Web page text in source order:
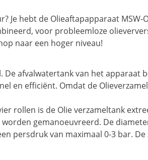
Je hebt de Olieaftapapparaat MSW-
voor probleemloze
naar een hoger niveau!
afvalwatertank van het apparaat
en efficiënt. Omdat de
rollen is de Olie verzameltank
gemanoeuvreerd. De
persdruk van maximaal 0-3 bar. De